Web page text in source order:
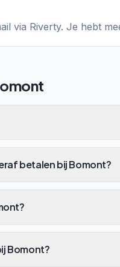
via Riverty. Je hebt
betalen bij Bomont?
Bomont?